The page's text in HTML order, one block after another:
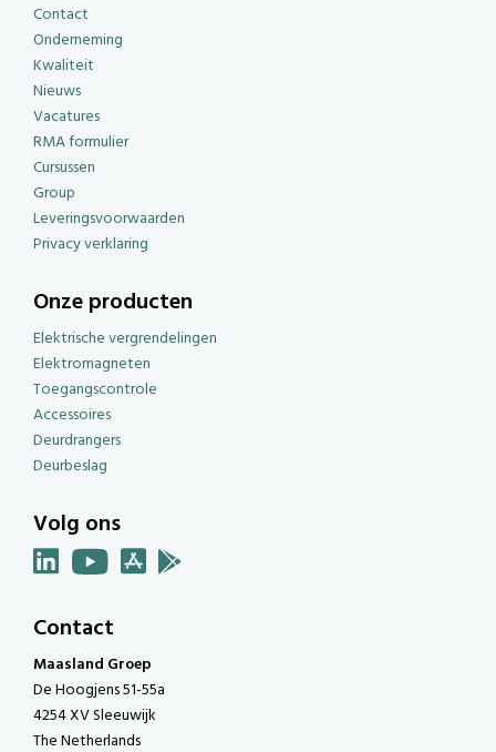
Contact
Onderneming
Kwaliteit
Nieuws
Vacatures
RMA formulier
Cursussen
Group
Leveringsvoorwaarden
Privacy verklaring
Onze producten
Elektrische vergrendelingen
Elektromagneten
Toegangscontrole
Accessoires
Deurdrangers
Deurbeslag
Volg ons
Contact
Maasland Groep
De Hoogjens 51-55a
4254 XV Sleeuwijk
The Netherlands